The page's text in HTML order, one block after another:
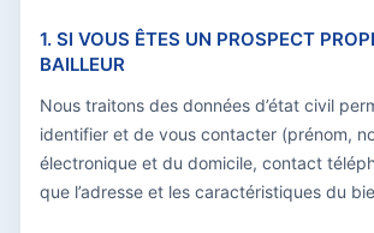
1. SI VOUS ÊTES UN PROSPECT
BAILLEUR
Nous traitons des données d’état civil
identifier et de vous contacter (prénom,
électronique et du domicile, contact
que l’adresse et les caractéristiques du